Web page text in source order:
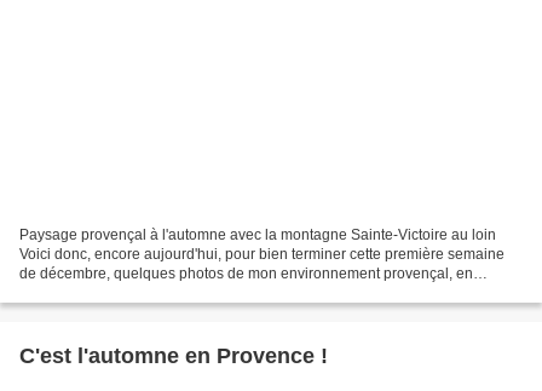
Paysage provençal à l'automne avec la montagne Sainte-Victoire au loin
Voici donc, encore aujourd'hui, pour bien terminer cette première semaine
de décembre, quelques photos de mon environnement provençal, en
C'est l'automne en Provence !